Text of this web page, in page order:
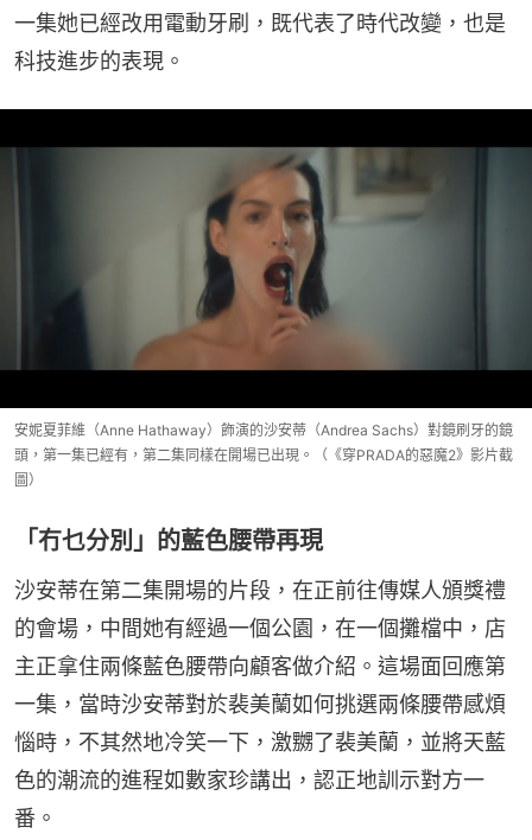
一集她已經改用電動牙刷，既代表了時代改變，也是
科技進步的表現。
安妮夏菲維（Anne Hathaway）飾演的沙安蒂（Andrea Sachs）對鏡刷牙的鏡
頭，第一集已經有，第二集同樣在開場已出現。（《穿PRADA的惡魔2》影片截
圖）
「冇乜分別」的藍色腰帶再現
沙安蒂在第二集開場的片段，在正前往傳媒人頒獎禮
的會場，中間她有經過一個公園，在一個攤檔中，店
主正拿住兩條藍色腰帶向顧客做介紹。這場面回應第
一集，當時沙安蒂對於裴美蘭如何挑選兩條腰帶感煩
惱時，不其然地冷笑一下，激嬲了裴美蘭，並將天藍
色的潮流的進程如數家珍講出，認正地訓示對方一
番。